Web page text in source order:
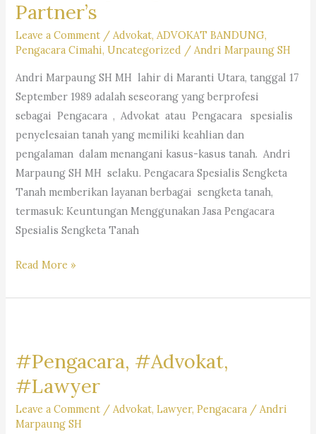
Supriatna.,
S.H.,
M.Hum.
–
Andri
Marpaung,
S.H.
M.H.&
Partners
Partner’s
Leave a Comment /Advokat,ADVOKAT BANDUNG,
Pengacara Cimahi,Uncategorized /Andri Marpaung SH
Andri Marpaung SH MH lahir di Maranti Utara, tanggal 17
September 1989 adalah seseorang yang berprofesi
sebagai Pengacara , Advokat atau Pengacara spesialis
penyelesaian tanah yang memiliki keahlian dan
pengalaman dalam menangani kasus-kasus tanah. Andri
Marpaung SH MH selaku. Pengacara Spesialis Sengketa
Tanah memberikan layanan berbagai sengketa tanah,
termasuk: Keuntungan Menggunakan Jasa Pengacara
Spesialis Sengketa Tanah
Pengacara
Sengketa
Firm
Dr.iur.
Liona
N.
Read More »
#Pengacara, #Advokat,
#Lawyer
Leave a Comment /Advokat,Lawyer,Pengacara /Andri
Marpaung SH